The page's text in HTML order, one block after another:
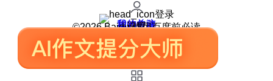
登录
我的关注
我的收藏
皮肤中心
用户反馈
设置
©2026 Baidu 使用百度前必读